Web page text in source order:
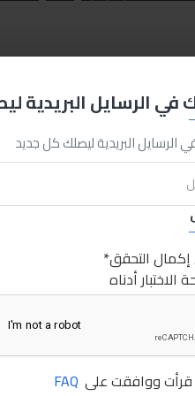
في الرسايل البريدية
الرسايل البريدية ليصلك كل جديد
التحقق
أدناه
قرأت ووافقت على FAQ